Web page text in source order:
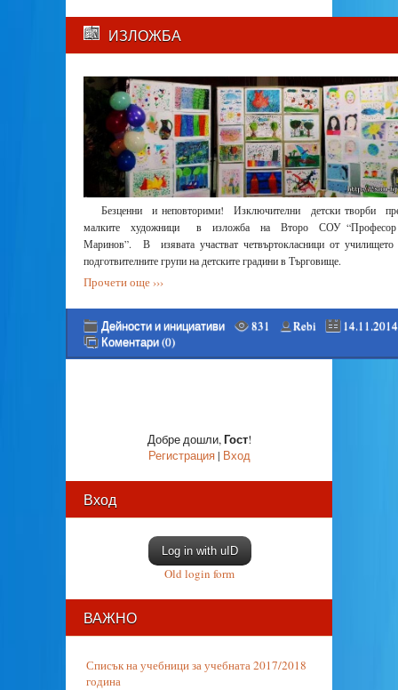
ИЗЛОЖБА
Безценни и неповторими! Изключителни детски творби
малките художници в изложба на Второ СОУ
Маринов”. В изявата участват четвъртокласници от училището
подготвителните групи на детските градини в Търговище.
Прочети още ›››
Дейности и инициативи 831 Rebi
14.11.2014
Коментари (0)
Добре дошли,Гост!
Регистрация| Вход
Вход
Log in with uID
Old login form
ВАЖНО
Списък на учебници за учебната 2017/2018
година